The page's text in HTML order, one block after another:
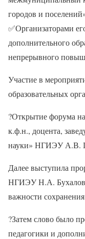
городов и
✅Организаторами
дополнительного
непрерывного
Участие в
образовательных
?Открытие форума
к.ф.н., доцента,
науки» НГИЭУ А.В.
Далее выступила
НГИЭУ Н.А.
важности
?Затем слово было
педагогики и